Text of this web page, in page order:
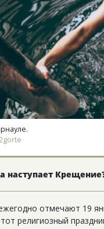
наступает
отмечают 19
религиозный
идей.
компании
городов,
и развитии рынка